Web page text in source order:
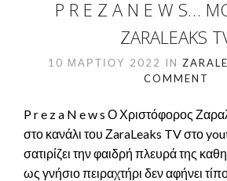
P R E Z A N E W S…
ZARALEAKS
10 ΜΑΡΤΊΟΥ 2022 IN
COMMENT
P r e z a N e w s Ο Χριστόφορος
στο κανάλι του ΖaraLeaks TV στο
σατιρίζει την φαιδρή πλευρά της
ως γνήσιο πειραχτήρι δεν αφήνει